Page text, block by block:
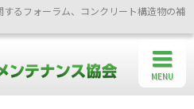
るフォーラム、コンクリート構造物の補
MENU